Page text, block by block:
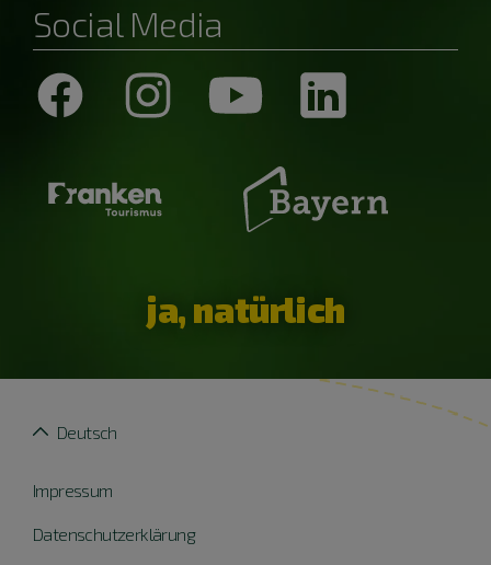
Social Media
ja, natürlich
Impressum
Datenschutzerklärung
Deutsch